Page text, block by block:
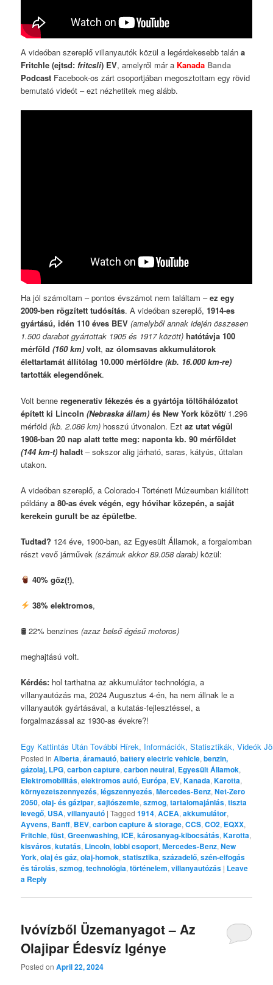
A videóban szereplő villanyautók közül a legérdekesebb talána
Fritchle (ejtsd:fritcsli) EV, amelyről már a Kanada Banda
Podcast Facebook-os zárt csoportjában megosztottam egy rövid
bemutató videót – ezt nézhetitek meg alább.
Ha jól számoltam – pontos évszámot nem találtam –ez egy
2009-ben rögzített tudósítás. A videóban szereplő,1914-es
gyártású, idén 110 éves BEV (amelyből annak idején összesen
1.500 darabot gyártottak 1905 és 1917 között) hatótávja 100
mérföld(160 km) volt,az ólomsavas akkumulátorok
élettartamát állítólag 10.000 mérföldre(kb. 16.000 km-re)
tartották elegendőnek.
Volt benneregeneratív fékezés és a gyártója töltőhálózatot
épített ki Lincoln(Nebraska állam) és New York közötti1.296
mérföld(kb. 2.086 km) hosszú útvonalon. Eztaz utat végül
1908-ban 20 nap alatt tette meg: naponta kb. 90 mérföldet
(144 km-t) haladt – sokszor alig járható, saras, kátyús, úttalan
utakon.
A videóban szereplő, a Colorado-i Történeti Múzeumban kiállított
példánya 80-as évek végén, egy hóvihar közepén, a saját
kerekein gurult be az épületbe.
Tudtad? 124 éve, 1900-ban, az Egyesült Államok, a forgalomban
részt vevő járművek(számuk ekkor 89.058 darab) közül:
40% gőz(!),
38% elektromos,
🛢 22% benzines(azaz belső égésű motoros)
meghajtású volt.
Kérdés: hol tarthatna az akkumulátor technológia, a
villanyautózás ma, 2024 Augusztus 4-én, ha nem állnak le a
villanyautók gyártásával, a kutatás-fejlesztéssel, a
forgalmazással az 1930-as évekre?!
Egy Kattintás Után További Hírek, Információk, Statisztikák, Videók
Posted in Alberta,áramautó,battery electric vehicle,benzin,
gázolaj, LPG,carbon capture,carbon neutral, Egyesült Államok,
Elektromobilitás,elektromos autó, Európa, EV,Kanada,Karotta,
környezetszennyezés,légszennyezés,Mercedes-Benz,Net-Zero
2050,olaj- és gázipar,sajtószemle,szmog,tartalomajánlás,tiszta
levegő, USA,villanyautó |Tagged 1914,ACEA,akkumulátor,
Ayvens, Banff, BEV,carbon capture & storage,CCS,CO2, EQXX,
Fritchle,füst,Greenwashing,ICE,károsanyag-kibocsátás,Karotta,
kisváros,kutatás, Lincoln,lobbi csoport,Mercedes-Benz,New
York,olaj és gáz,olaj-homok,statisztika,századelő,szén-elfogás
és tárolás,szmog,technológia,történelem,villanyautózás | Leave
a Reply
Ivóvízből Üzemanyagot – Az
Olajipar Édesvíz Igénye
Posted onApril 22, 2024